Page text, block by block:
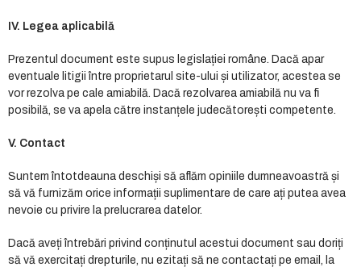
IV. Legea aplicabilă
Prezentul document este supus legislației române. Dacă apar
eventuale litigii între proprietarul site-ului și utilizator, acestea se
vor rezolva pe cale amiabilă. Dacă rezolvarea amiabilă nu va fi
posibilă, se va apela către instanțele judecătorești competente.
V. Contact
Suntem întotdeauna deschiși să aflăm opiniile dumneavoastră și
să vă furnizăm orice informații suplimentare de care ați putea avea
nevoie cu privire la prelucrarea datelor.
Dacă aveți întrebări privind conținutul acestui document sau doriți
să vă exercitați drepturile, nu ezitați să ne contactați pe email, la